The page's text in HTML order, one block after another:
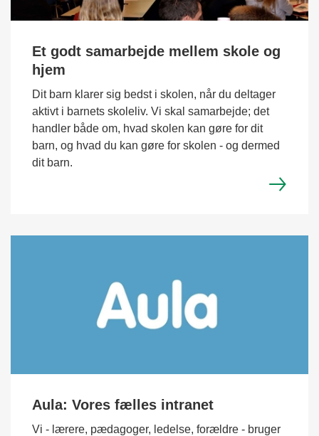
Et godt samarbejde mellem skole og
hjem
Dit barn klarer sig bedst i skolen, når du deltager
aktivt i barnets skoleliv. Vi skal samarbejde; det
handler både om, hvad skolen kan gøre for dit
barn, og hvad du kan gøre for skolen - og dermed
dit barn.
Aula: Vores fælles intranet
Vi - lærere, pædagoger, ledelse, forældre - bruger